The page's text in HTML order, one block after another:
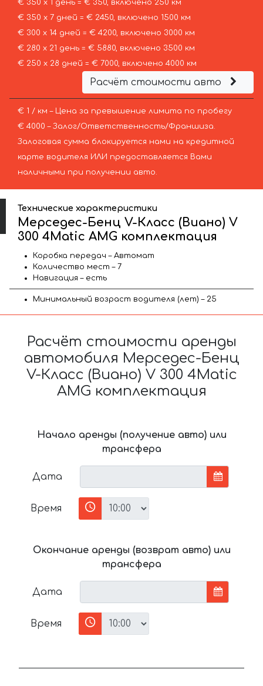
€ 350 х 1 день = € 350, включено 250 км
€ 350 х 7 дней = € 2450, включено 1500 км
€ 300 х 14 дней = € 4200, включено 3000 км
€ 280 х 21 день = € 5880, включено 3500 км
€ 250 х 28 дней = € 7000, включено 4000 км
Расчёт стоимости авто
€ 1 / км – Цена за превышение лимита по пробегу
€ 4000 – Залог/Ответственность/Франшиза.
Залоговая сумма блокируется нами на кредитной
карте водителя ИЛИ предоставляется Вами
наличными при получении авто.
Технические характеристики
Мерседес-Бенц V-Класс (Виано) V
300 4Matic AMG комплектация
Коробка передач – Автомат
Количество мест – 7
Навигация – есть
Минимальный возраст водителя (лет) – 25
Расчёт стоимости аренды
автомобиля Мерседес-Бенц
V-Класс (Виано) V 300 4Matic
AMG комплектация
Начало аренды (получение авто) или
трансфера
Дата
Время
Окончание аренды (возврат авто) или
трансфера
Дата
Время